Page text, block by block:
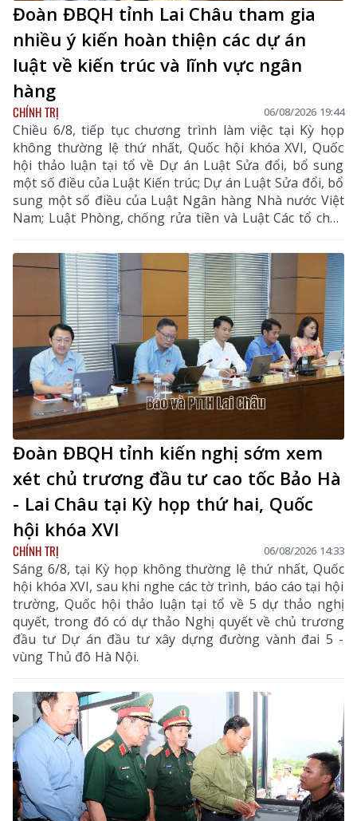
Đoàn ĐBQH tỉnh Lai Châu tham gia
nhiều ý kiến hoàn thiện các dự án
luật về kiến trúc và lĩnh vực ngân
hàng
CHÍNH TRỊ 06/08/2026 19:44
Chiều 6/8, tiếp tục chương trình làm việc tại Kỳ họp
không thường lệ thứ nhất, Quốc hội khóa XVI, Quốc
hội thảo luận tại tổ về Dự án Luật Sửa đổi, bổ sung
một số điều của Luật Kiến trúc; Dự án Luật Sửa đổi, bổ
sung một số điều của Luật Ngân hàng Nhà nước Việt
Nam; Luật Phòng, chống rửa tiền và Luật Các tổ chức
tín dụng; Dự thảo Nghị quyết của Quốc hội về công tác
phòng, chống tội phạm và vi phạm pháp luật, công tác
của Viện kiểm sát nhân dân, Tòa án nhân dân và công
tác thi hành án. Đồng chí Sùng A Hồ - Phó Bí thư Tỉnh
ủy, Trưởng Đoàn ĐBQH tỉnh Lai Châu chủ trì phiên
thảo luận tại tổ.
Đoàn ĐBQH tỉnh kiến nghị sớm xem
xét chủ trương đầu tư cao tốc Bảo Hà
- Lai Châu tại Kỳ họp thứ hai, Quốc
hội khóa XVI
CHÍNH TRỊ 06/08/2026 14:33
Sáng 6/8, tại Kỳ họp không thường lệ thứ nhất, Quốc
hội khóa XVI, sau khi nghe các tờ trình, báo cáo tại hội
trường, Quốc hội thảo luận tại tổ về 5 dự thảo nghị
quyết, trong đó có dự thảo Nghị quyết về chủ trương
đầu tư Dự án đầu tư xây dựng đường vành đai 5 -
vùng Thủ đô Hà Nội.